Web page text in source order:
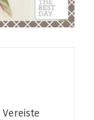
Vereiste